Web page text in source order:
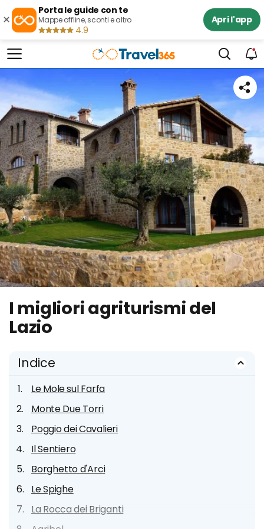
×
Porta le guide con te
Mappe offline, sconti e altro
4.9
Apri l'app
I migliori agriturismi del
Lazio
Indice
Le Mole sul Farfa
Monte Due Torri
Poggio dei Cavalieri
Il Sentiero
Borghetto d'Arci
Le Spighe
La Rocca dei Briganti